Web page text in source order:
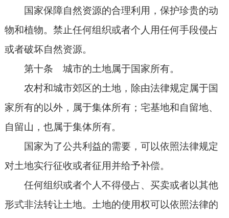
国家保障自然资源的合理利用，保护珍贵的动
物和植物。禁止任何组织或者个人用任何手段侵占
或者破坏自然资源。
第十条 城市的土地属于国家所有。
农村和城市郊区的土地，除由法律规定属于国
家所有的以外，属于集体所有；宅基地和自留地、
自留山，也属于集体所有。
国家为了公共利益的需要，可以依照法律规定
对土地实行征收或者征用并给予补偿。
任何组织或者个人不得侵占、买卖或者以其他
形式非法转让土地。土地的使用权可以依照法律的